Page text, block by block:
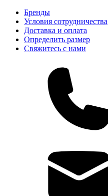
Бренды
Условия сотрудничества
Доставка и оплата
Определить размер
Свяжитесь с нами